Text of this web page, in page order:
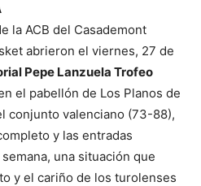
la ACB del Casademont
abrieron el viernes, 27 de
Pepe Lanzuela Trofeo
el pabellón de Los Planos de
conjunto valenciano (73-88),
y las entradas
una situación que
y el cariño de los turolenses